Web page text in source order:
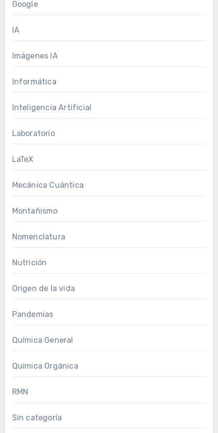
Google
IA
Imágenes IA
Informática
Inteligencia Artificial
Laboratorio
LaTeX
Mecánica Cuántica
Montañismo
Nomenclatura
Nutrición
Origen de la vida
Pandemias
Química General
Química Orgánica
RMN
Sin categoría